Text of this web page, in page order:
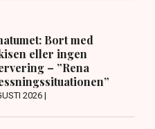
Bort med
eller ingen
– ”Rena
2026 |